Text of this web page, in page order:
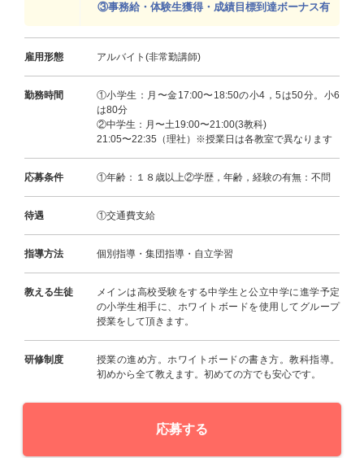
③事務給・体験生獲得・成績目標到達ボーナス有
雇用形態 アルバイト(非常勤講師)
勤務時間
①小学生：月〜金17:00〜18:50の小4，5は50分。小6
は80分
②中学生：月〜土19:00〜21:00(3教科)
21:05〜22:35（理社）※授業日は各教室で異なります
応募条件 ①年齢：１８歳以上②学歴，年齢，経験の有無：不問
待遇 ①交通費支給
指導方法 個別指導・集団指導・自立学習
教える生徒
メインは高校受験をする中学生と公立中学に進学予定
の小学生相手に、ホワイトボードを使用してグループ
授業をして頂きます。
研修制度
授業の進め方。ホワイトボードの書き方。教科指導。
初めから全て教えます。初めての方でも安心です。
応募する